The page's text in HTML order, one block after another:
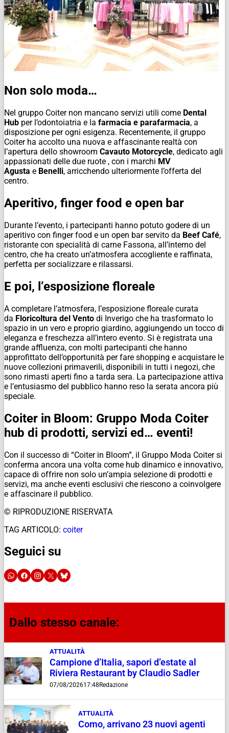
Non solo moda…
Nel gruppo Coiter non mancano servizi utili come Dental
Hub per l’odontoiatria e la farmacia e parafarmacia, a
disposizione per ogni esigenza. Recentemente, il gruppo
Coiter ha accolto una nuova e affascinante realtà con
l’apertura dello showroom Cavauto Motorcycle, dedicato agli
appassionati delle due ruote , con i marchi MV
Agusta e Benelli, arricchendo ulteriormente l’offerta del
centro.
Aperitivo, finger food e open bar
Durante l’evento, i partecipanti hanno potuto godere di un
aperitivo con finger food e un open bar servito da Beef Café,
ristorante con specialità di carne Fassona, all’interno del
centro, che ha creato un’atmosfera accogliente e raffinata,
perfetta per socializzare e rilassarsi.
E poi, l’esposizione floreale
A completare l’atmosfera, l’esposizione floreale curata
da Floricoltura del Vento di Inverigo che ha trasformato lo
spazio in un vero e proprio giardino, aggiungendo un tocco di
eleganza e freschezza all’intero evento. Si è registrata una
grande affluenza, con molti partecipanti che hanno
approfittato dell’opportunità per fare shopping e acquistare le
nuove collezioni primaverili, disponibili in tutti i negozi, che
sono rimasti aperti fino a tarda sera. La partecipazione attiva
e l’entusiasmo del pubblico hanno reso la serata ancora più
speciale.
Coiter in Bloom: Gruppo Moda Coiter
hub di prodotti, servizi ed… eventi!
Con il successo di “Coiter in Bloom”, il Gruppo Moda Coiter si
conferma ancora una volta come hub dinamico e innovativo,
capace di offrire non solo un’ampia selezione di prodotti e
servizi, ma anche eventi esclusivi che riescono a coinvolgere
e affascinare il pubblico.
© RIPRODUZIONE RISERVATA
TAG ARTICOLO: coiter
Seguici su
Dallo stesso canale:
ATTUALITÀ
Campione d’Italia, sapori d’estate al
Riviera Restaurant by Claudio Sadler
07/08/202617:48 Redazione
ATTUALITÀ
Como, arrivano 23 nuovi agenti